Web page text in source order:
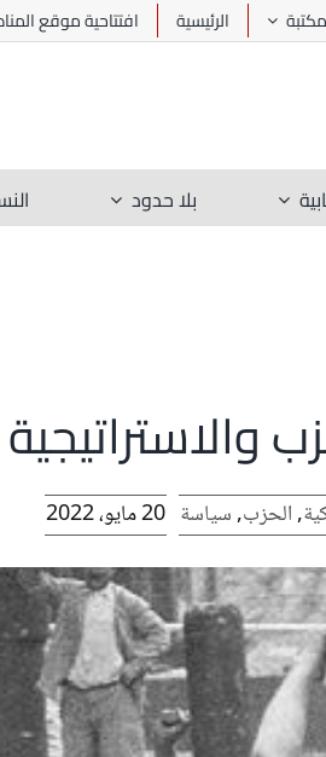
الرئيسية افتتاحية موقع
بلا حدود
,الحزب,سياسة 20 مايو، 2022